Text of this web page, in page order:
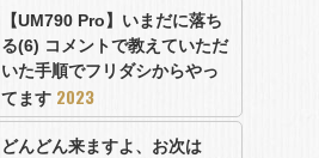
【UM790 Pro】いまだに落ち
る(6) コメントで教えていただ
いた手順でフリダシからやっ
てます 2023
どんどん来ますよ、お次は